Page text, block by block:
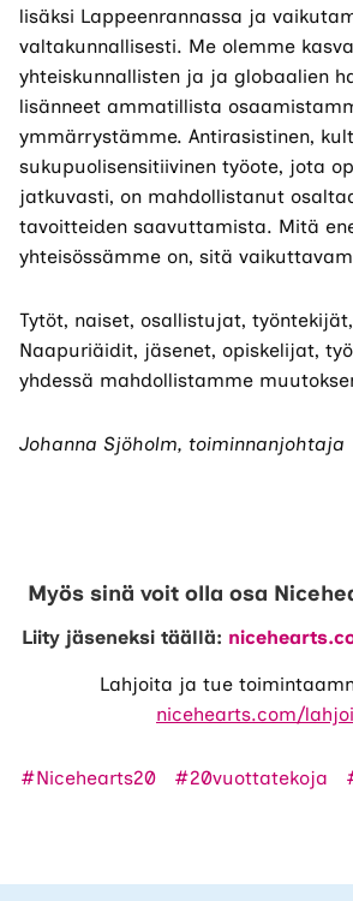
lisäksi Lappeenrannassa ja
valtakunnallisesti. Me olemme
yhteiskunnallisten ja ja globaalien
lisänneet ammatillista
ymmärrystämme. Antirasistinen,
sukupuolisensitiivinen työote, jota
jatkuvasti, on mahdollistanut
tavoitteiden saavuttamista. Mitä
yhteisössämme on, sitä
Tytöt, naiset, osallistujat,
Naapuriäidit, jäsenet, opiskelijat,
yhdessä mahdollistamme
Johanna Sjöholm, toiminnanjohtaja
Myös sinä voit olla osa
Liity jäseneksi täällä:
Lahjoita ja tue
nicehearts.com/
#Nicehearts20 #20vuottatekoja